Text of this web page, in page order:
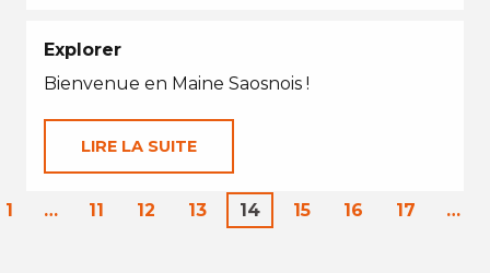
Explorer
Bienvenue en Maine Saosnois !
LIRE LA SUITE
1 … 11 12 13 14 15 16 17 …